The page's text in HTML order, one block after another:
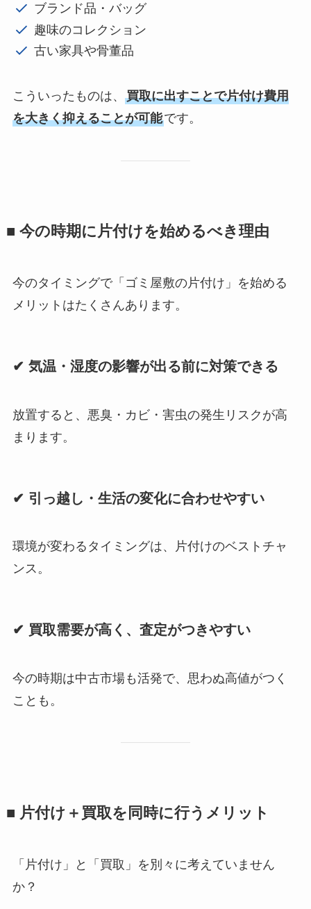
ブランド品・バッグ
趣味のコレクション
古い家具や骨董品
こういったものは、 買取に出すことで片付け費用
を大きく抑えることが可能です。
■ 今の時期に片付けを始めるべき理由
今のタイミングで「ゴミ屋敷の片付け」を始める
メリットはたくさんあります。
✔ 気温・湿度の影響が出る前に対策できる
放置すると、悪臭・カビ・害虫の発生リスクが高
まります。
✔ 引っ越し・生活の変化に合わせやすい
環境が変わるタイミングは、片付けのベストチャ
ンス。
✔ 買取需要が高く、査定がつきやすい
今の時期は中古市場も活発で、思わぬ高値がつく
ことも。
■ 片付け＋買取を同時に行うメリット
「片付け」と「買取」を別々に考えていません
か？